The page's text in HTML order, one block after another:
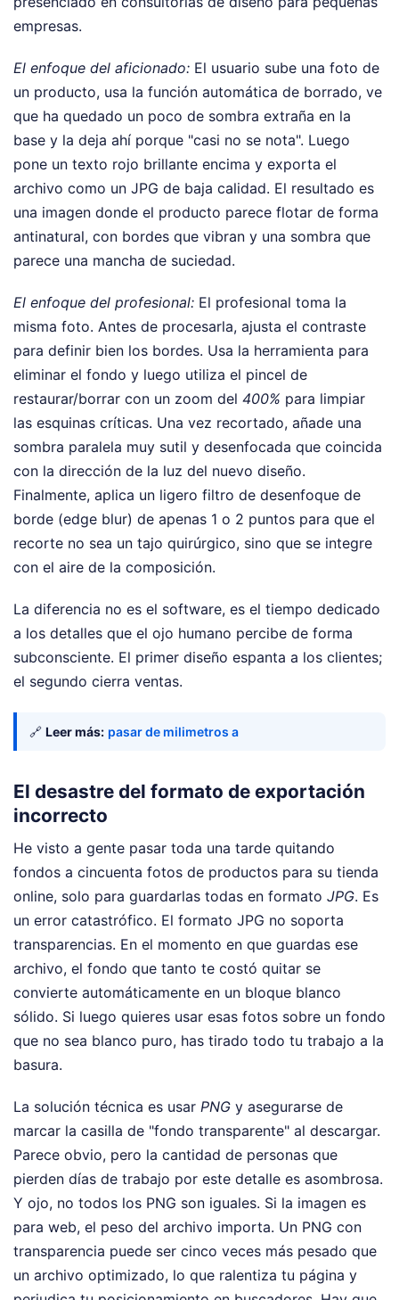
empresas.
El enfoque del aficionado: El usuario sube una foto de
un producto, usa la función automática de borrado, ve
que ha quedado un poco de sombra extraña en la
base y la deja ahí porque "casi no se nota". Luego
pone un texto rojo brillante encima y exporta el
archivo como un JPG de baja calidad. El resultado es
una imagen donde el producto parece flotar de forma
antinatural, con bordes que vibran y una sombra que
parece una mancha de suciedad.
El enfoque del profesional: El profesional toma la
misma foto. Antes de procesarla, ajusta el contraste
para definir bien los bordes. Usa la herramienta para
eliminar el fondo y luego utiliza el pincel de
restaurar/borrar con un zoom del 400% para limpiar
las esquinas críticas. Una vez recortado, añade una
sombra paralela muy sutil y desenfocada que coincida
con la dirección de la luz del nuevo diseño.
Finalmente, aplica un ligero filtro de desenfoque de
borde (edge blur) de apenas 1 o 2 puntos para que el
recorte no sea un tajo quirúrgico, sino que se integre
con el aire de la composición.
La diferencia no es el software, es el tiempo dedicado
a los detalles que el ojo humano percibe de forma
subconsciente. El primer diseño espanta a los clientes;
el segundo cierra ventas.
🔗 Leer más: pasar de milimetros a
El desastre del formato de exportación
incorrecto
He visto a gente pasar toda una tarde quitando
fondos a cincuenta fotos de productos para su tienda
online, solo para guardarlas todas en formato JPG. Es
un error catastrófico. El formato JPG no soporta
transparencias. En el momento en que guardas ese
archivo, el fondo que tanto te costó quitar se
convierte automáticamente en un bloque blanco
sólido. Si luego quieres usar esas fotos sobre un fondo
que no sea blanco puro, has tirado todo tu trabajo a la
basura.
La solución técnica es usar PNG y asegurarse de
marcar la casilla de "fondo transparente" al descargar.
Parece obvio, pero la cantidad de personas que
pierden días de trabajo por este detalle es asombrosa.
Y ojo, no todos los PNG son iguales. Si la imagen es
para web, el peso del archivo importa. Un PNG con
transparencia puede ser cinco veces más pesado que
un archivo optimizado, lo que ralentiza tu página y